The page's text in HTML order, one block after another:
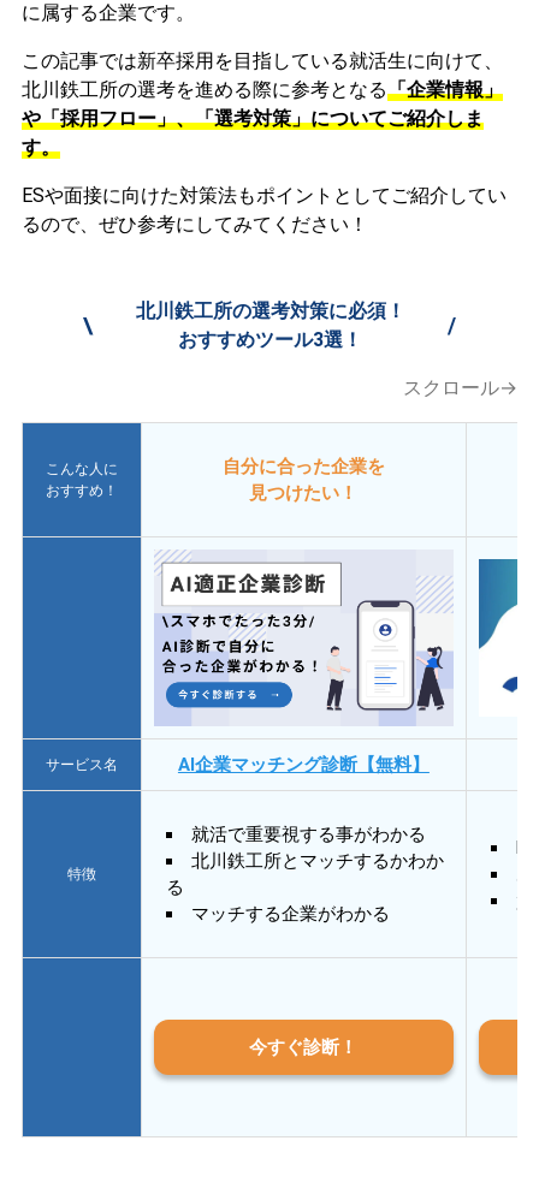
に属する企業です。
この記事では新卒採用を目指している就活生に向けて、
北川鉄工所の選考を進める際に参考となる「企業情報」
や「採用フロー」、「選考対策」についてご紹介しま
す。
ESや面接に向けた対策法もポイントとしてご紹介してい
るので、ぜひ参考にしてみてください！
\
北川鉄工所の選考対策に必須！
おすすめツール3選！
/
スクロール→
こんな人に
おすすめ！
自分に合った企業を
見つけたい！
サービス名 AI企業マッチング診断【無料】
特徴
就活で重要視する事がわかる
北川鉄工所とマッチするかわか
る
マッチする企業がわかる
質
今すぐ診断！